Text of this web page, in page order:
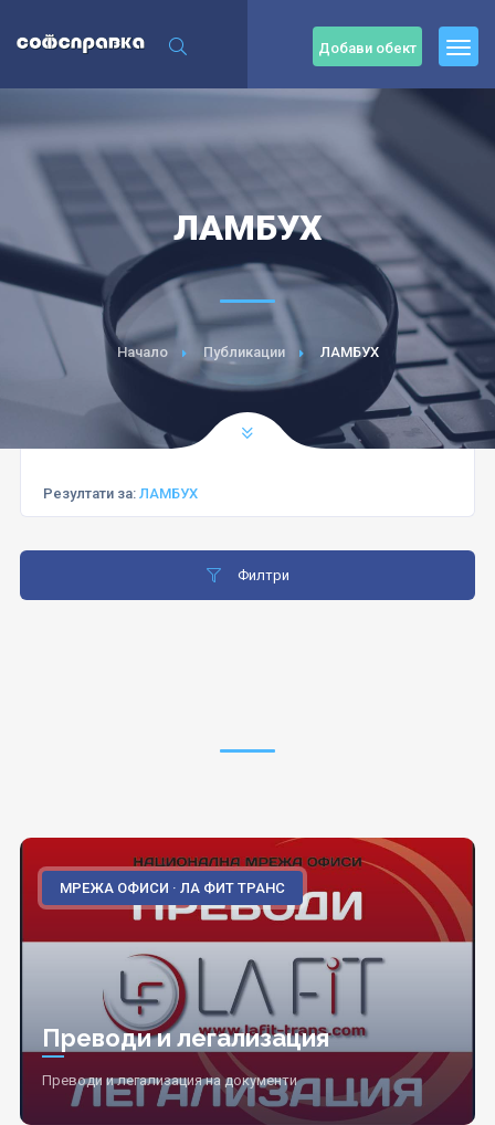
Добави обект
ЛАМБУХ
Начало Публикации ЛАМБУХ
Резултати за: ЛАМБУХ
Филтри
МРЕЖА ОФИСИ · ЛА ФИТ ТРАНС
Преводи и легализация
Преводи и легализация на документи